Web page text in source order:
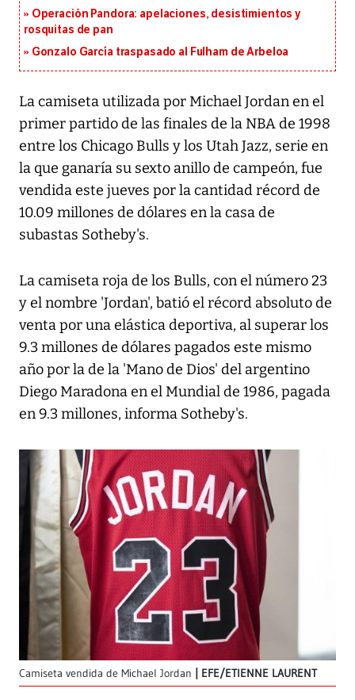
Operación Pandora: apelaciones, desistimientos y
rosquitas de pan
Gonzalo García traspasado al Fulham de Arbeloa
La camiseta utilizada por Michael Jordan en el
primer partido de las finales de la NBA de 1998
entre los Chicago Bulls y los Utah Jazz, serie en
la que ganaría su sexto anillo de campeón, fue
vendida este jueves por la cantidad récord de
10.09 millones de dólares en la casa de
subastas Sotheby's.
La camiseta roja de los Bulls, con el número 23
y el nombre 'Jordan', batió el récord absoluto de
venta por una elástica deportiva, al superar los
9.3 millones de dólares pagados este mismo
año por la de la 'Mano de Dios' del argentino
Diego Maradona en el Mundial de 1986, pagada
en 9.3 millones, informa Sotheby's.
Camiseta vendida de Michael Jordan EFE/ETIENNE LAURENT